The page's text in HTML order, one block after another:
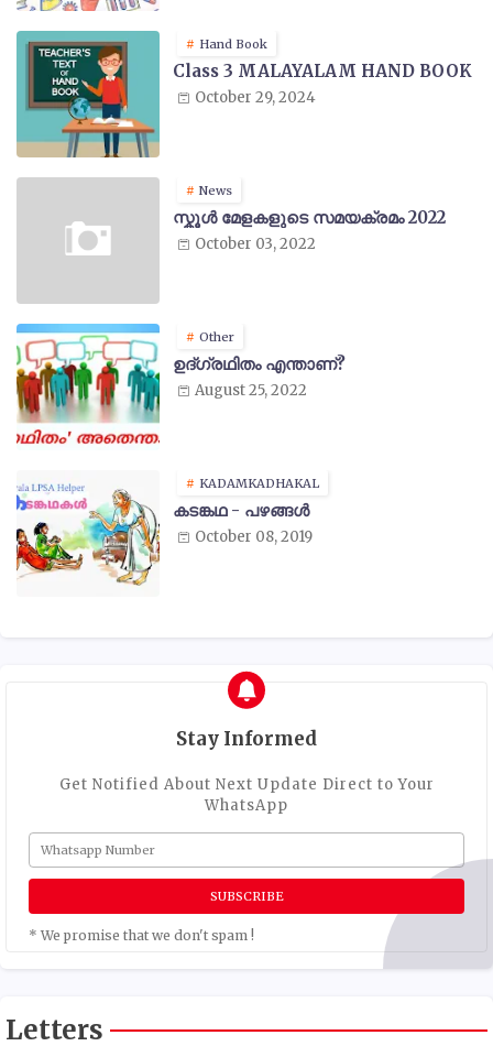
Hand Book
Class 3 MALAYALAM HAND BOOK
October 29, 2024
News
സ്കൂൾ മേളകളുടെ സമയക്രമം 2022
October 03, 2022
Other
ഉദ്ഗ്രഥിതം എന്താണ്?
August 25, 2022
KADAMKADHAKAL
കടങ്കഥ - പഴങ്ങൾ
October 08, 2019
Stay Informed
Get Notified About Next Update Direct to Your
WhatsApp
* We promise that we don't spam !
Letters